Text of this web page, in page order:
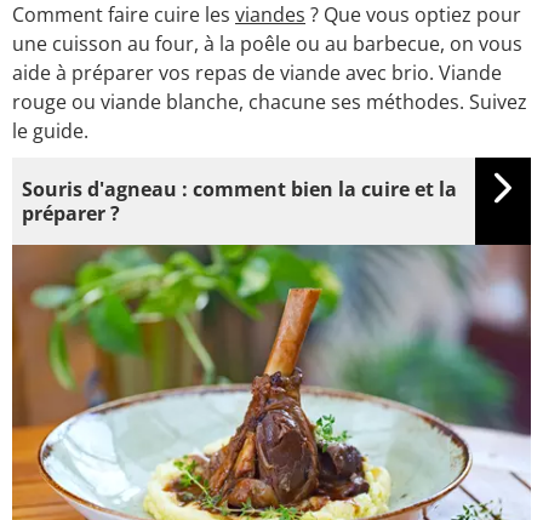
Comment faire cuire les viandes ? Que vous optiez pour
une cuisson au four, à la poêle ou au barbecue, on vous
aide à préparer vos repas de viande avec brio. Viande
rouge ou viande blanche, chacune ses méthodes. Suivez
le guide.
Souris d'agneau : comment bien la cuire et la
préparer ?